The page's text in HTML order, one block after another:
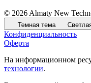
© 2026 Almaty New
Темная тема
Конфиденциальность
Оферта
На информационном
технологии.